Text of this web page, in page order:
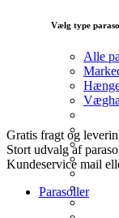
Vælg type
Alle
Gratis fragt og
Stort udvalg af
Kundeservice mail
Parasoller